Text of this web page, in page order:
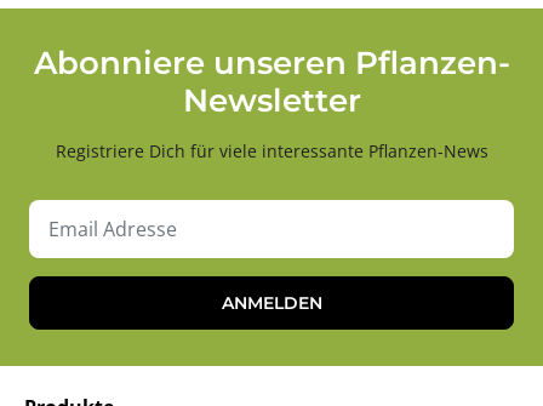
Abonniere unseren Pflanzen-
Newsletter
Registriere Dich für viele interessante Pflanzen-News
ANMELDEN